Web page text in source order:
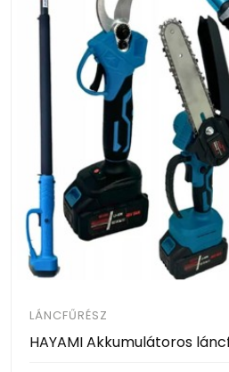
LÁNCFŰRÉSZ